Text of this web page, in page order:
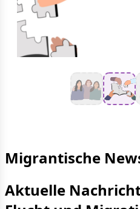
Migrantische
Aktuelle